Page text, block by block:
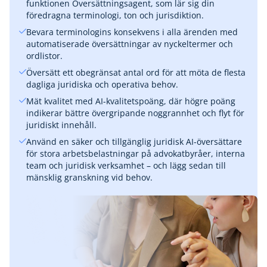
funktionen Översättningsagent, som lär sig din
föredragna terminologi, ton och jurisdiktion.
Bevara terminologins konsekvens i alla ärenden med
automatiserade översättningar av nyckeltermer och
ordlistor.
Översätt ett obegränsat antal ord för att möta de flesta
dagliga juridiska och operativa behov.
Mät kvalitet med AI-kvalitetspoäng, där högre poäng
indikerar bättre övergripande noggrannhet och flyt för
juridiskt innehåll.
Använd en säker och tillgänglig juridisk AI-översättare
för stora arbetsbelastningar på advokatbyråer, interna
team och juridisk verksamhet – och lägg sedan till
mänsklig granskning vid behov.